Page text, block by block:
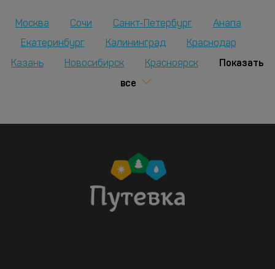
Москва Сочи Санкт-Петербург
Анапа
Екатеринбург
Калининград Краснодар
Казань Новосибирск Красноярск
Показать
все